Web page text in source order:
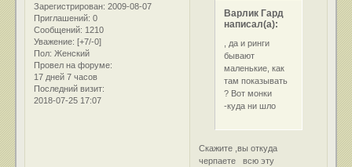
Зарегистрирован: 2009-08-07
Приглашений: 0
Сообщений: 1210
Уважение: [+7/-0]
Пол: Женский
Провел на форуме:
17 дней 7 часов
Последний визит:
2018-07-25 17:07
Варлик Гард
написал(а):
, да и ринги
бывают
маленькие, как
там показывать
? Вот монки
-куда ни шло
Скажите ,вы откуда
черпаете всю эту